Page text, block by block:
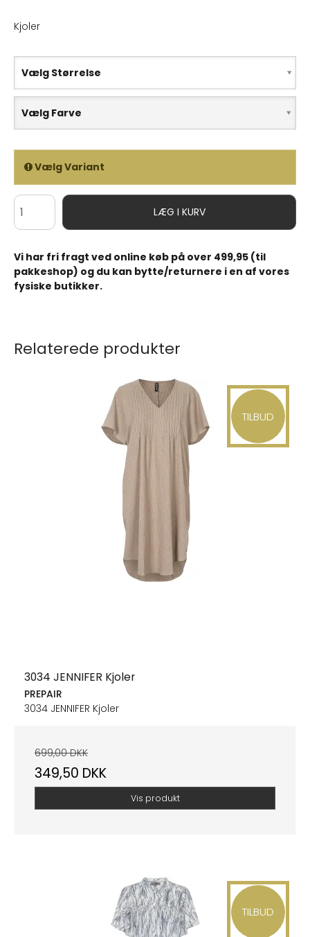
Kjoler
Vælg Størrelse
Vælg Farve
Vælg Variant
LÆG I KURV
Vi har fri fragt ved online køb på over 499,95 (til
pakkeshop) og du kan bytte/returnere i en af vores
fysiske butikker.
Relaterede produkter
TILBUD
3034 JENNIFER Kjoler
PREPAIR
3034 JENNIFER Kjoler
699,00 DKK
349,50 DKK
Vis produkt
TILBUD